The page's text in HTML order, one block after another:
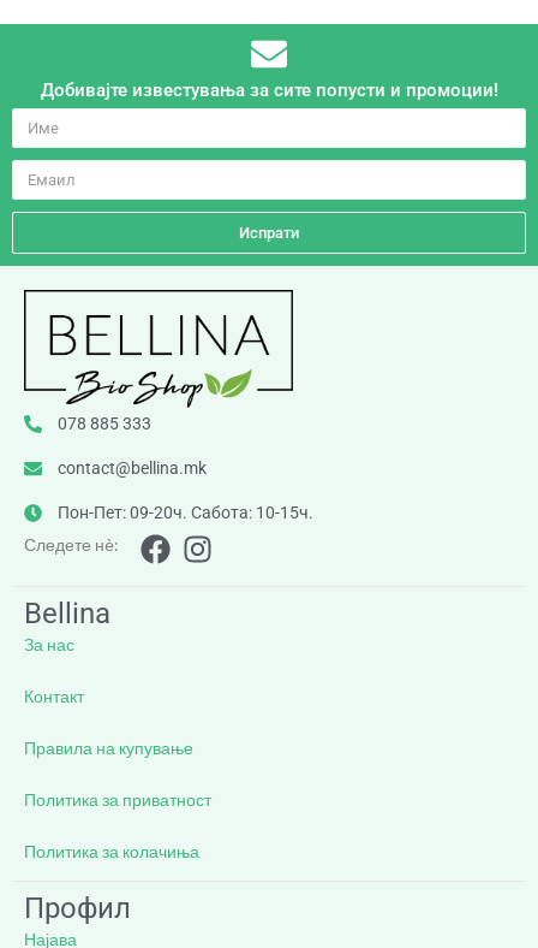
Добивајте известувања за сите попусти и промоции!
Испрати
078 885 333
contact@bellina.mk
Пон-Пет: 09-20ч. Сабота: 10-15ч.
Следете нè:
Bellina
За нас
Контакт
Правила на купување
Политика за приватност
Политика за колачиња
Профил
Најава